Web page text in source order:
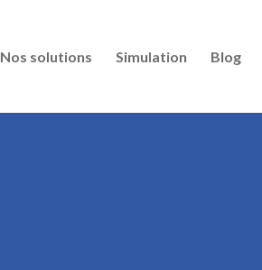
Nos solutions Simulation Blog